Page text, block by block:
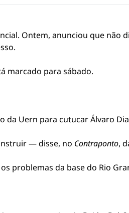
Ontem, anunciou que não
marcado para sábado.
da Uern para cutucar Álvaro
— disse, no Contraponto,
problemas da base do Rio